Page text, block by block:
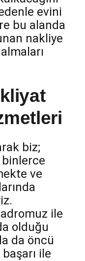
evini
bu alanda
nakliye
biz;
binlerce
ve
ile
olduğu
da öncü
ile